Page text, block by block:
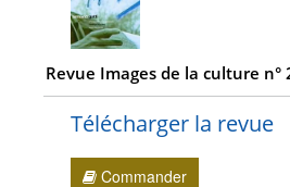
Revue Images de la culture n°
Télécharger la revue
Commander